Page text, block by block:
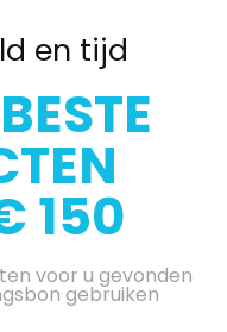
en tijd
150
voor u gevonden
gebruiken